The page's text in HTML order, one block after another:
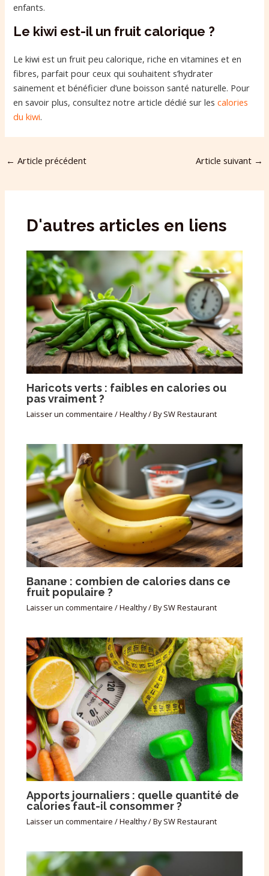
enfants.
Le kiwi est-il un fruit calorique ?
Le kiwi est un fruit peu calorique, riche en vitamines et en
fibres, parfait pour ceux qui souhaitent s’hydrater
sainement et bénéficier d’une boisson santé naturelle. Pour
en savoir plus, consultez notre article dédié sur lescalories
du kiwi.
← Article précédent Article suivant →
D'autres articles en liens
Haricots verts : faibles en calories ou
pas vraiment ?
Laisser un commentaire /Healthy/ BySW Restaurant
Banane : combien de calories dans ce
fruit populaire ?
Laisser un commentaire /Healthy/ BySW Restaurant
Apports journaliers : quelle quantité de
calories faut-il consommer ?
Laisser un commentaire /Healthy/ BySW Restaurant